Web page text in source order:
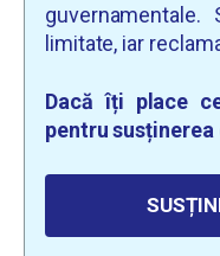
limitate, iar
Dacă îți place
pentru